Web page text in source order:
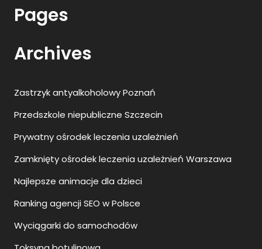
Pages
Archives
Zastrzyk antyalkoholowy Poznań
Przedszkole niepubliczne Szczecin
Prywatny ośrodek leczenia uzależnień
Zamknięty ośrodek leczenia uzależnień Warszawa
Najlepsze animacje dla dzieci
Ranking agencji SEO w Polsce
Wyciągarki do samochodów